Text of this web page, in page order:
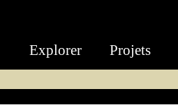
Explorer Projets